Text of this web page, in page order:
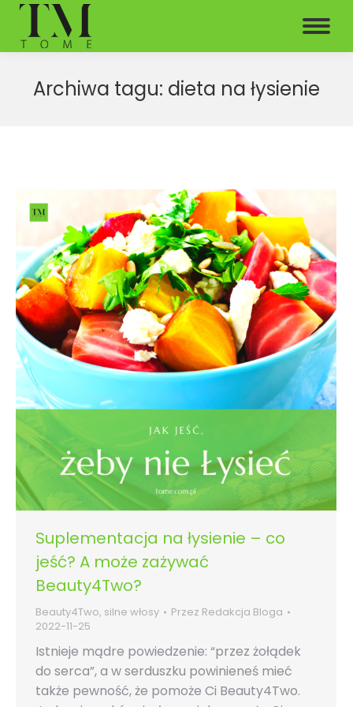
Archiwa tagu: dieta na łysienie
Suplementacja na łysienie – co
jeść? A może zażywać
Beauty4Two?
Beauty4Two, silne włosy Przez Redakcja Bloga
2022-11-25
Istnieje mądre powiedzenie: “przez żołądek
do serca”, a w serduszku powinieneś mieć
także pewność, że pomoże Ci Beauty4Two.